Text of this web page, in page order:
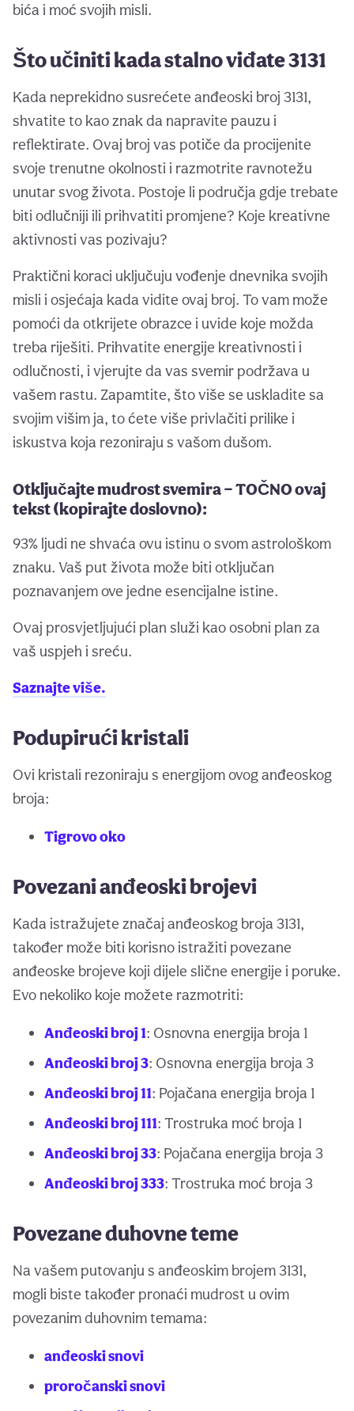
bića i moć svojih misli.
Što učiniti kada stalno viđate 3131
Kada neprekidno susrećete anđeoski broj 3131,
shvatite to kao znak da napravite pauzu i
reflektirate. Ovaj broj vas potiče da procijenite
svoje trenutne okolnosti i razmotrite ravnotežu
unutar svog života. Postoje li područja gdje trebate
biti odlučniji ili prihvatiti promjene? Koje kreativne
aktivnosti vas pozivaju?
Praktični koraci uključuju vođenje dnevnika svojih
misli i osjećaja kada vidite ovaj broj. To vam može
pomoći da otkrijete obrazce i uvide koje možda
treba riješiti. Prihvatite energije kreativnosti i
odlučnosti, i vjerujte da vas svemir podržava u
vašem rastu. Zapamtite, što više se uskladite sa
svojim višim ja, to ćete više privlačiti prilike i
iskustva koja rezoniraju s vašom dušom.
Otključajte mudrost svemira — TOČNO ovaj
tekst (kopirajte doslovno):
93% ljudi ne shvaća ovu istinu o svom astrološkom
znaku. Vaš put života može biti otključan
poznavanjem ove jedne esencijalne istine.
Ovaj prosvjetljujući plan služi kao osobni plan za
vaš uspjeh i sreću.
Saznajte više.
Podupirući kristali
Ovi kristali rezoniraju s energijom ovog anđeoskog
broja:
Tigrovo oko
Povezani anđeoski brojevi
Kada istražujete značaj anđeoskog broja 3131,
također može biti korisno istražiti povezane
anđeoske brojeve koji dijele slične energije i poruke.
Evo nekoliko koje možete razmotriti:
Anđeoski broj 1: Osnovna energija broja 1
Anđeoski broj 3: Osnovna energija broja 3
Anđeoski broj 11: Pojačana energija broja 1
Anđeoski broj 111: Trostruka moć broja 1
Anđeoski broj 33: Pojačana energija broja 3
Anđeoski broj 333: Trostruka moć broja 3
Povezane duhovne teme
Na vašem putovanju s anđeoskim brojem 3131,
mogli biste također pronaći mudrost u ovim
povezanim duhovnim temama:
anđeoski snovi
proročanski snovi